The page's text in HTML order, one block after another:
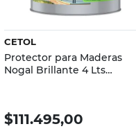
CETOL
Protector para Maderas
Nogal Brillante 4 Lts
$111.495,00